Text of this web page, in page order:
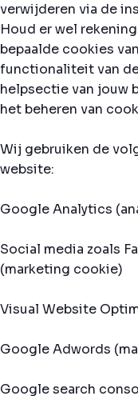
verwijderen via de
Houd er wel
bepaalde cookies
functionaliteit van
helpsectie van jouw
het beheren van
Wij gebruiken de
website:
Google Analytics
Social media zoals
(marketing cookie)
Visual Website
Google Adwords
Google search